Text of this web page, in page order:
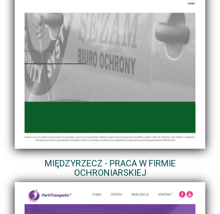
MIĘDZYRZECZ - PRACA W FIRMIE
OCHRONIARSKIEJ